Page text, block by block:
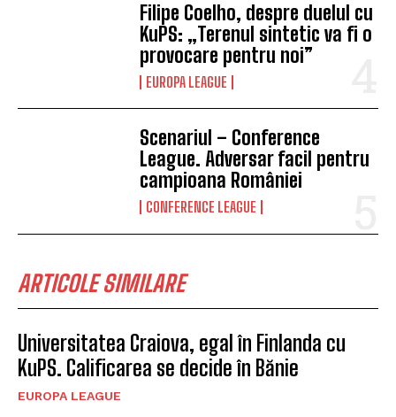
Filipe Coelho, despre duelul cu
KuPS: „Terenul sintetic va fi o
provocare pentru noi”
EUROPA LEAGUE
Scenariul – Conference
League. Adversar facil pentru
campioana României
CONFERENCE LEAGUE
ARTICOLE SIMILARE
Universitatea Craiova, egal în Finlanda cu
KuPS. Calificarea se decide în Bănie
EUROPA LEAGUE